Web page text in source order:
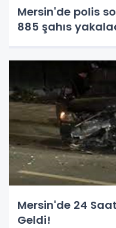
Mersin'de polis
885 şahıs
Mersin'de 24
Geldi!